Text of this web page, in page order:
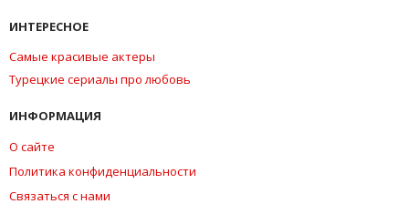
ИНТЕРЕСНОЕ
Самые красивые актеры
Турецкие сериалы про любовь
ИНФОРМАЦИЯ
О сайте
Политика конфиденциальности
Связаться с нами